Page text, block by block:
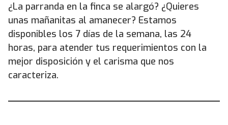
¿La parranda en la finca se alargó? ¿Quieres
unas mañanitas al amanecer? Estamos
disponibles los 7 días de la semana, las 24
horas, para atender tus requerimientos con la
mejor disposición y el carisma que nos
caracteriza.